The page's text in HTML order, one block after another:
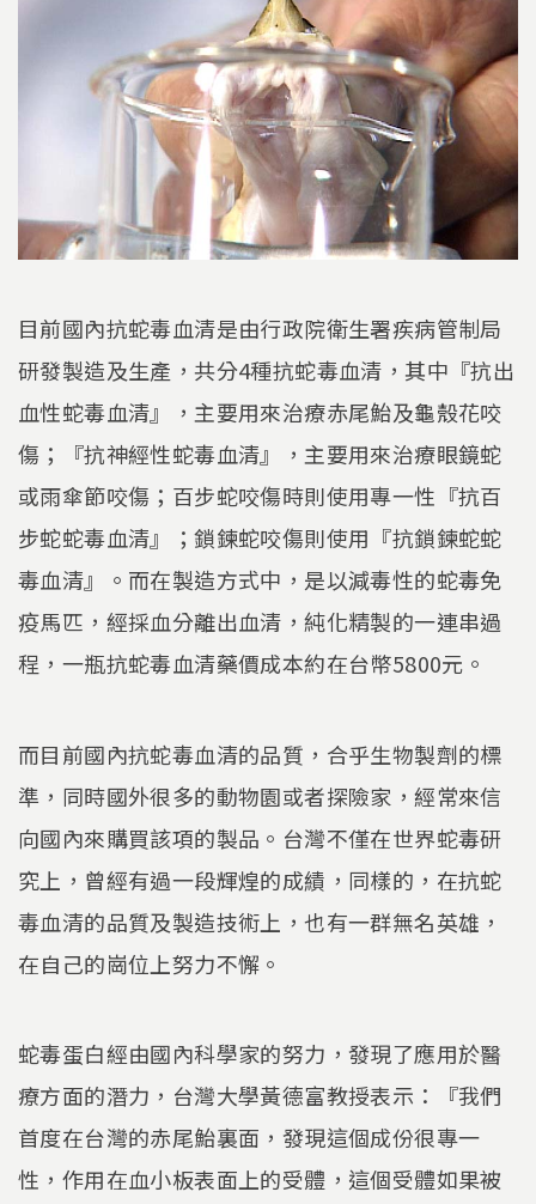
目前國內抗蛇毒血清是由行政院衛生署疾病管制局
研發製造及生產，共分4種抗蛇毒血清，其中『抗出
血性蛇毒血清』，主要用來治療赤尾鮐及龜殼花咬
傷；『抗神經性蛇毒血清』，主要用來治療眼鏡蛇
或雨傘節咬傷；百步蛇咬傷時則使用專一性『抗百
步蛇蛇毒血清』；鎖鍊蛇咬傷則使用『抗鎖鍊蛇蛇
毒血清』。而在製造方式中，是以減毒性的蛇毒免
疫馬匹，經採血分離出血清，純化精製的一連串過
程，一瓶抗蛇毒血清藥價成本約在台幣5800元。
而目前國內抗蛇毒血清的品質，合乎生物製劑的標
準，同時國外很多的動物園或者探險家，經常來信
向國內來購買該項的製品。台灣不僅在世界蛇毒研
究上，曾經有過一段輝煌的成績，同樣的，在抗蛇
毒血清的品質及製造技術上，也有一群無名英雄，
在自己的崗位上努力不懈。
蛇毒蛋白經由國內科學家的努力，發現了應用於醫
療方面的潛力，台灣大學黃德富教授表示：『我們
首度在台灣的赤尾鮐裏面，發現這個成份很專一
性，作用在血小板表面上的受體，這個受體如果被